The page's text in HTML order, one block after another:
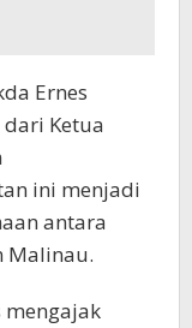
Ernes
Ketua
ini menjadi
antara
Malinau.
mengajak